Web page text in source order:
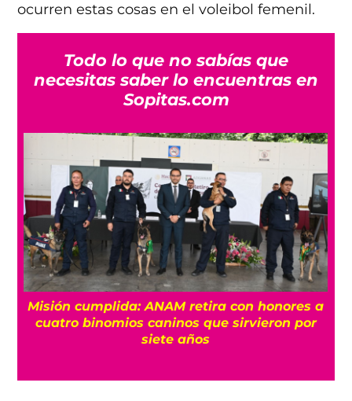
ocurren estas cosas en el voleibol femenil.
Todo lo que no sabías que
necesitas saber lo encuentras en
Sopitas.com
Misión cumplida: ANAM retira con honores a
cuatro binomios caninos que sirvieron por
siete años